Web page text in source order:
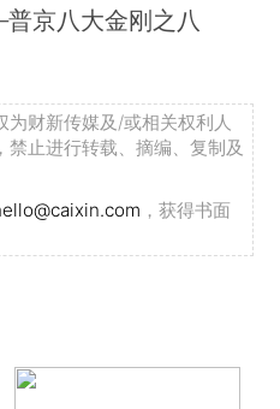
京八大金刚之八
为财新传媒及/或相关权利人
止进行转载、摘编、复制及
，获得书面